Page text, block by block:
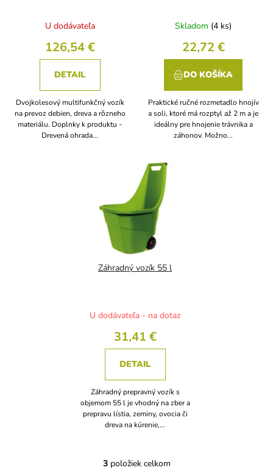
U dodávateľa
126,54 €
DETAIL
Dvojkolesový multifunkčný vozík
na prevoz debien, dreva a rôzneho
materiálu. Doplnky k produktu -
Drevená ohrada...
Skladom (4 ks)
22,72 €
DO KOŠÍKA
Praktické ručné rozmetadlo hnojív
a soli, ktoré má rozptyl až 2 m a je
ideálny pre hnojenie trávnika a
záhonov. Možno...
Záhradný vozík 55 l
U dodávateľa - na dotaz
31,41 €
DETAIL
Záhradný prepravný vozík s
objemom 55 l je vhodný na zber a
prepravu lístia, zeminy, ovocia či
dreva na kúrenie,...
O
3položiek celkom